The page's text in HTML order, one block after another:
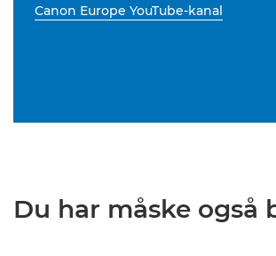
Canon Europe YouTube-kanal
Du har måske også